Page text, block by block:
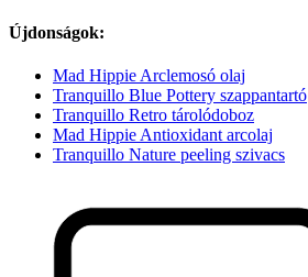
Újdonságok:
Mad Hippie Arclemosó olaj
Tranquillo Blue Pottery szappantartó
Tranquillo Retro tárolódoboz
Mad Hippie Antioxidant arcolaj
Tranquillo Nature peeling szivacs